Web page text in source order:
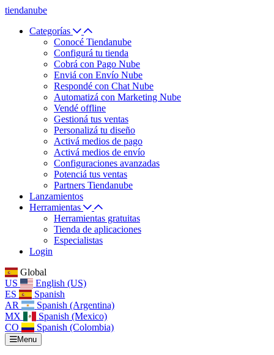
tiendanube
Categorías
Conocé Tiendanube
Configurá tu tienda
Cobrá con Pago Nube
Enviá con Envío Nube
Respondé con Chat Nube
Automatizá con Marketing Nube
Vendé offline
Gestioná tus ventas
Personalizá tu diseño
Activá medios de pago
Activá medios de envío
Configuraciones avanzadas
Potenciá tus ventas
Partners Tiendanube
Lanzamientos
Herramientas
Herramientas gratuitas
Tienda de aplicaciones
Especialistas
Login
Global
US
English (US)
ES
Spanish
AR
Spanish (Argentina)
MX
Spanish (Mexico)
CO
Spanish (Colombia)
Menu